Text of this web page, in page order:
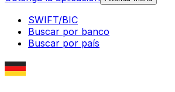
SWIFT/BIC
Buscar por banco
Buscar por país